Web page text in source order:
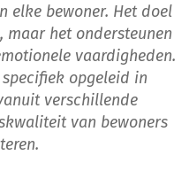
elke bewoner. Het doel
het ondersteunen
vaardigheden.
opgeleid in
verschillende
van bewoners